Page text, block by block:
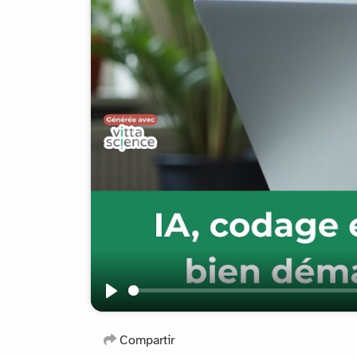
Play
Compartir